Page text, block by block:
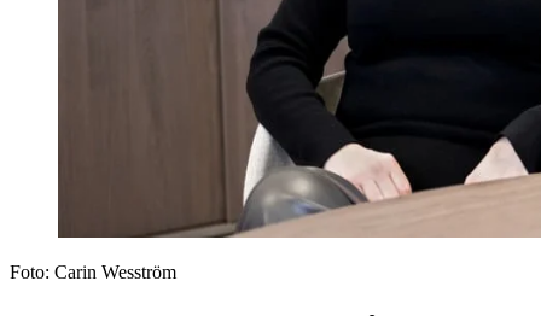
Foto: Carin Wesström